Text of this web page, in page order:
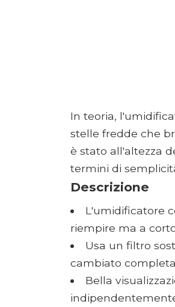
In teoria,
stelle fredde che
è stato all'altezza
termini di
Descrizione
L'umidificatore
riempire ma a
Usa un filtro
cambiato
Bella